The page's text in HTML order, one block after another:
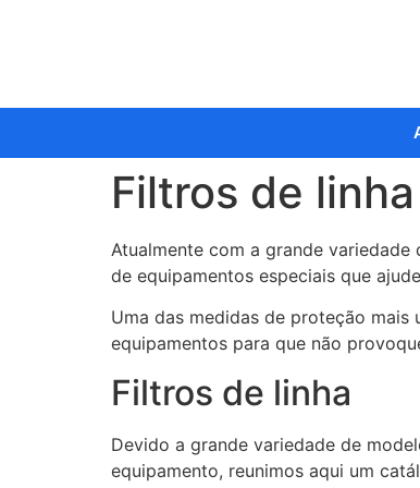
Filtros de linha
Atualmente com a grande
de equipamentos especiais que
Uma das medidas de proteção
equipamentos para que não
Filtros de linha
Devido a grande variedade de
equipamento, reunimos aqui um